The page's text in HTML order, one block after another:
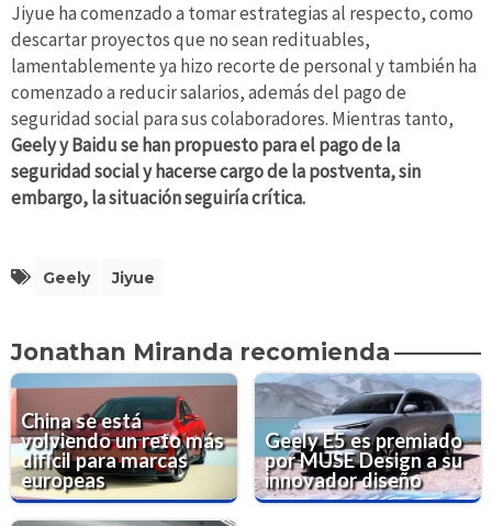
Jiyue ha comenzado a tomar estrategias al respecto, como
descartar proyectos que no sean redituables,
lamentablemente ya hizo recorte de personal y también ha
comenzado a reducir salarios, además del pago de
seguridad social para sus colaboradores. Mientras tanto,
Geely y Baidu se han propuesto para el pago de la
seguridad social y hacerse cargo de la postventa, sin
embargo, la situación seguiría crítica.
Geely Jiyue
Jonathan Miranda recomienda
China se está
volviendo un reto más
difícil para marcas
europeas
Geely E5 es premiado
por MUSE Design a su
innovador diseño